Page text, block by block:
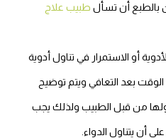
أن تسأل طبيب علاج
الاستمرار في تناول أدوية
بعد التعافي ويتم توضيح
من قبل الطبيب ولذلك يجب
يتناول الدواء.